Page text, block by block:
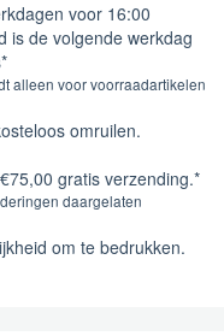
voor 16:00
is de volgende werkdag
alleen voor voorraadartikelen
omruilen.
gratis verzending.*
daargelaten
om te bedrukken.